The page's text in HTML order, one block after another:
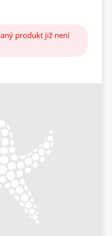
produkt již není